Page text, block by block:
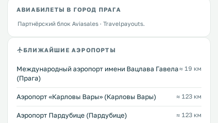
АВИАБИЛЕТЫ В ГОРОД ПРАГА
Партнёрский блок Aviasales · Travelpayouts.
БЛИЖАЙШИЕ АЭРОПОРТЫ
Международный аэропорт имени Вацлава Гавела
(Прага)
≈ 19 км
Аэропорт «Карловы Вары» (Карловы Вары) ≈ 123 км
Аэропорт Пардубице (Пардубице) ≈ 123 км